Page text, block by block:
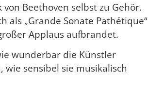
Beethoven selbst zu Gehör.
als „Grande Sonate Pathétique“
Applaus aufbrandet.
wunderbar die Künstler
sensibel sie musikalisch